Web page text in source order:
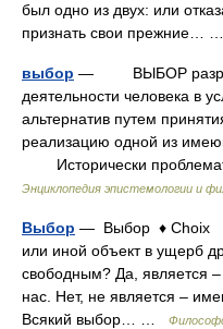
был одно из двух: или
признать свои прежние…
выбор — ВЫБОР
деятельности человека в
альтернатив путем
реализацию одной из
Исторически
Энциклопедия эпистемологии и
Выбор — Выбор ♦ Choix
или иной объект в ущерб
свободным? Да, является –
нас. Нет, не является –
Всякий выбор… …